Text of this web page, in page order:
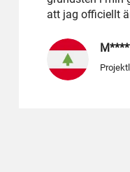
att jag officiellt